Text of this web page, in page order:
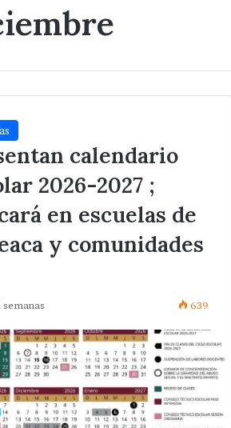
calendario
2026-2027 ;
en escuelas de
y comunidades
semanas 639